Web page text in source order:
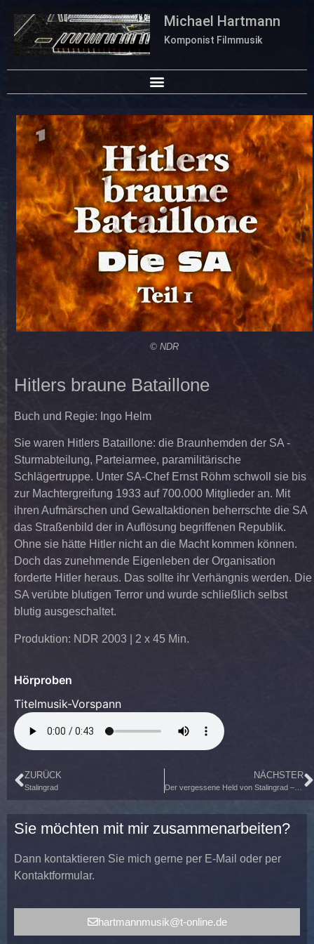
Michael Hartmann
Komponist Filmmusik
© NDR
Hitlers braune Bataillone
Buch und Regie: Ingo Helm
Sie waren Hitlers Bataillone: die Braunhemden der SA -
Sturmabteilung, Parteiarmee, paramilitärische
Schlägertruppe. Unter SA-Chef Ernst Röhm schwoll sie bis
zur Machtergreifung 1933 auf 700.000 Mitglieder an. Mit
ihren Aufmärschen und Gewaltaktionen beherrschte die SA
das Straßenbild der in Auflösung begriffenen Republik.
Ohne sie hätte Hitler nicht an die Macht kommen können.
Doch das zunehmende Eigenleben der Organisation
forderte Hitler heraus. Das sollte ihr Verhängnis werden. Die
SA verübte blutigen Terror und wurde schließlich selbst
blutig ausgeschaltet.
Produktion: NDR 2003 | 2 x 45 Min.
Hörproben
Titelmusik-Vorspann
ZURÜCK
Stalingrad
NÄCHSTER
Der vergessene Held von Stalingrad – Der denkwürdige Lebensweg des Iwan Tarassowitsch
Sie möchten mit mir zusammenarbeiten?
Dann kontaktieren Sie mich gerne per E-Mail oder per
Kontaktformular.
hartmannmusik@t-online.de